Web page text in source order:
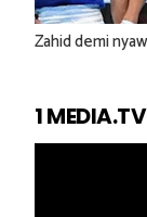
Zahid demi
1 MEDIA.TV